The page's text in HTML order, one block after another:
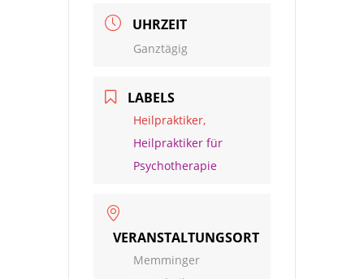
UHRZEIT
Ganztägig
LABELS
Heilpraktiker,
Heilpraktiker für
Psychotherapie
VERANSTALTUNGSORT
Memminger